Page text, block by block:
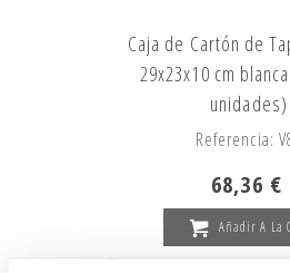
Caja de Cartón de
29x23x10 cm
unidades)
Referencia:
68,36 €
Añadir A La